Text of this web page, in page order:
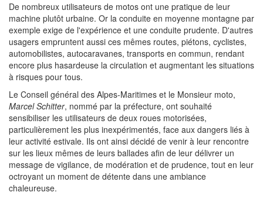
De nombreux utilisateurs de motos ont une pratique de leur
machine plutôt urbaine. Or la conduite en moyenne montagne par
exemple exige de l'expérience et une conduite prudente. D'autres
usagers empruntent aussi ces mêmes routes, piétons, cyclistes,
automobilistes, autocaravanes, transports en commun, rendant
encore plus hasardeuse la circulation et augmentant les situations
à risques pour tous.
Le Conseil général des Alpes-Maritimes et le Monsieur moto,
Marcel Schitter, nommé par la préfecture, ont souhaité
sensibiliser les utilisateurs de deux roues motorisées,
particulièrement les plus inexpérimentés, face aux dangers liés à
leur activité estivale. Ils ont ainsi décidé de venir à leur rencontre
sur les lieux mêmes de leurs ballades afin de leur délivrer un
message de vigilance, de modération et de prudence, tout en leur
octroyant un moment de détente dans une ambiance
chaleureuse.